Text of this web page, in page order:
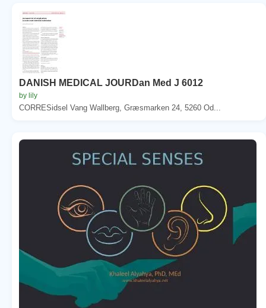
DANISH MEDICAL JOURDan Med J 6012
by lily
CORRESidsel Vang Wallberg, Græsmarken 24, 5260 Od...